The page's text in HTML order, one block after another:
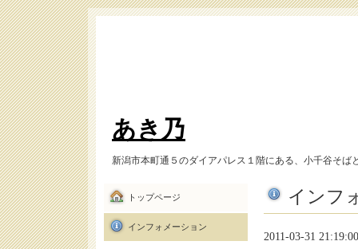
あき乃
新潟市本町通５のダイアパレス１階にある、小千谷そば
インフ
2011-03-31 21:19:00
トップページ
インフォメーション